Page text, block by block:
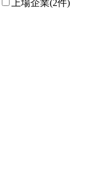
上場企業(2件)